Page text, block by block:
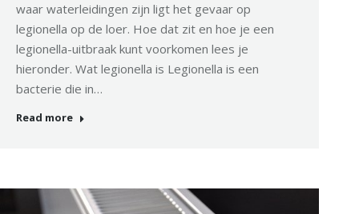
waar waterleidingen zijn ligt het gevaar op
legionella op de loer. Hoe dat zit en hoe je een
legionella-uitbraak kunt voorkomen lees je
hieronder. Wat legionella is Legionella is een
bacterie die in…
Read more